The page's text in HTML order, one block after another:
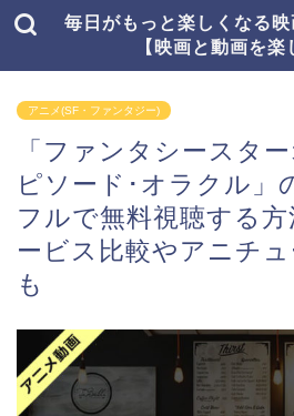
毎日がもっと楽しくなる
【映画と動画を楽
アニメ(SF・ファンタジー)
「ファンタシースタ
ピソード･オラクル」
フルで無料視聴する
ービス比較やアニチ
も